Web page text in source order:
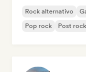
Rock alternativo
Pop rock
Post rock